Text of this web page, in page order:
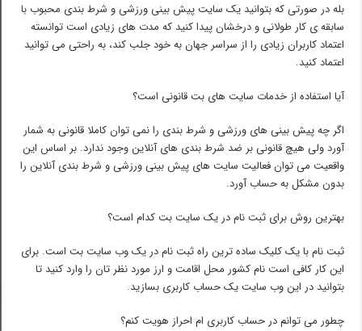
بله در صورتی که بتوانید یک سایت پیش بینی ورزشی و شرط بندی محبوب با
سابقه ی کار طولانی و درخشان پیدا کنید که مدت های زیادی است توانسته
اعتماد کاربران زیادی را از سراسر جهان به خود جلب کند، به راحتی می توانید
اعتماد کنید.
آیا استفاده از خدمات سایت های بت قانونی است؟
اگر چه پیش بینی های ورزشی و شرط بندی را نمی توان کاملا قانونی به شمار
آورد ولی هیچ قانونی بر ضد شرط بندی های آنلاین وجود ندارد. بر اساس این
واقعیت می توان فعالیت سایت های پیش بینی ورزشی و شرط بندی آنلاین را
بدون مشکل به حساب آورد.
بهترین روش برای ثبت نام در یک سایت بت کدام است؟
ثبت نام با یک کلیک ساده ترین راه ثبت نام در یک وب سایت بت است. برای
این کار کافی است نام کشور محل اقامت و ارز مورد نظر تان را وارد کنید تا
بتوانید در این وب سایت یک حساب کاربری بسازید.
چطور می توانم در حساب کاربری ام احراز هویت کنم؟